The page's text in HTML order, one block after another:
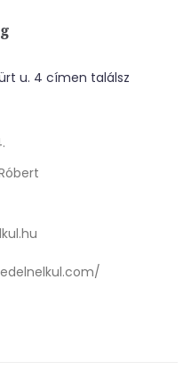
u. 4 címen találsz